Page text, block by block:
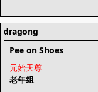
dragong
Pee on Shoes
元始天尊
老年组